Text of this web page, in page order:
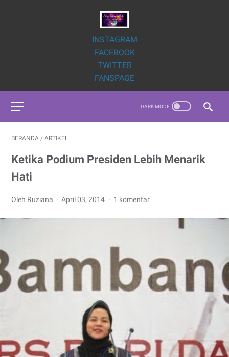
INSTAGRAM
FACEBOOK
TWITTER
FANSPAGE
BERANDA / ARTIKEL
Ketika Podium Presiden Lebih Menarik
Hati
Oleh Ruziana April 03, 2014 1 komentar